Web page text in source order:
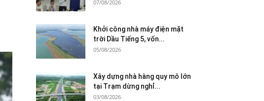
07/08/2026
Khởi công nhà máy điện mặt
trời Dầu Tiếng 5, vốn...
05/08/2026
Xây dựng nhà hàng quy mô lớn
tại Trạm dừng nghỉ...
03/08/2026